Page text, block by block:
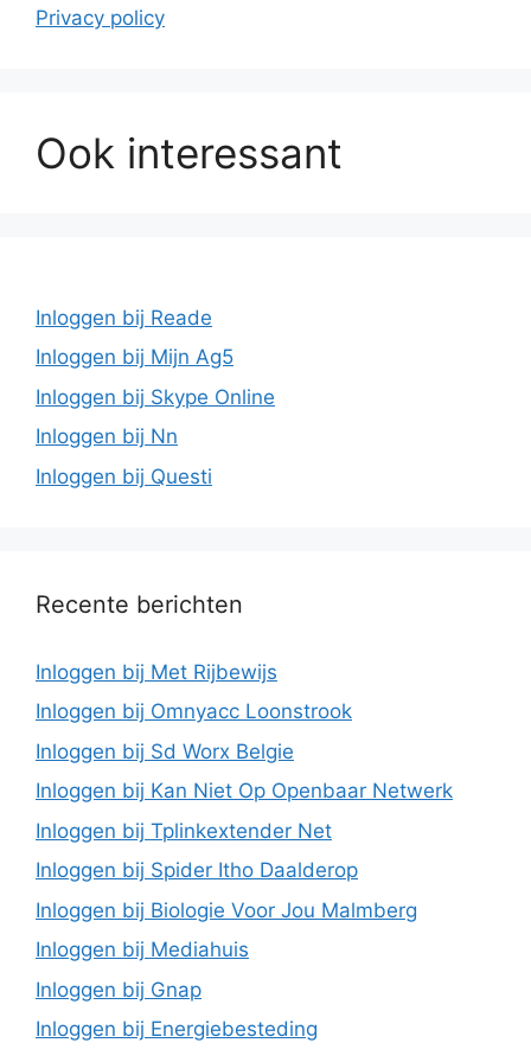
Privacy policy
Ook interessant
Inloggen bij Reade
Inloggen bij Mijn Ag5
Inloggen bij Skype Online
Inloggen bij Nn
Inloggen bij Questi
Recente berichten
Inloggen bij Met Rijbewijs
Inloggen bij Omnyacc Loonstrook
Inloggen bij Sd Worx Belgie
Inloggen bij Kan Niet Op Openbaar Netwerk
Inloggen bij Tplinkextender Net
Inloggen bij Spider Itho Daalderop
Inloggen bij Biologie Voor Jou Malmberg
Inloggen bij Mediahuis
Inloggen bij Gnap
Inloggen bij Energiebesteding